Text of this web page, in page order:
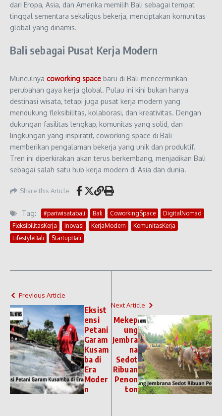
dari Eropa, Asia, dan Amerika memilih Bali sebagai tempat
tinggal sementara sekaligus bekerja, menciptakan komunitas
global yang dinamis.
Bali sebagai Pusat Kerja Modern
Munculnya coworking space baru di Bali mencerminkan
perubahan gaya kerja global. Pulau ini kini bukan hanya
destinasi wisata, tetapi juga pusat kerja modern yang
mendukung fleksibilitas, kolaborasi, dan kreativitas. Dengan
dukungan fasilitas lengkap, komunitas yang solid, dan
lingkungan yang inspiratif, coworking space di Bali
memberikan pengalaman bekerja yang unik dan produktif.
Tren ini diperkirakan akan terus berkembang, menjadikan Bali
sebagai salah satu hub kerja modern di Asia dan dunia.
Share this Article
Tag: #pariwisatabali Bali CoworkingSpace
DigitalNomad
FleksibilitasKerja
Inovasi KerjaModern
KomunitasKerja
LifestyleBali
StartupBali
Previous Article
Eksist
ensi
Petani
Garam
Kusam
ba di
Era
Moder
n
Next Article
Mekep
ung
Jembra
na
Sedot
Ribuan
Penon
ton